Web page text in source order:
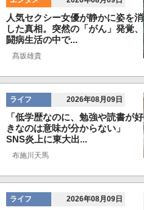
人気セクシー女優が静かに姿を消
した真相。突然の「がん」発覚、
闘病生活の中で...
髙坂雄貴
ライフ 2026年08月09日
「低学歴なのに、勉強や読書が好
きなのは意味が分からない」
SNS炎上に東大出...
布施川天馬
ライフ 2026年08月09日